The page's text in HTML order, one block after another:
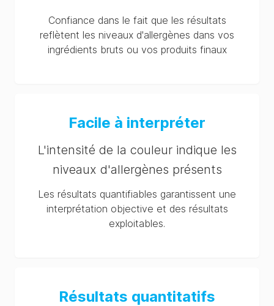
Confiance dans le fait que les résultats
reflètent les niveaux d'allergènes dans vos
ingrédients bruts ou vos produits finaux
Facile à interpréter
L'intensité de la couleur indique les
niveaux d'allergènes présents
Les résultats quantifiables garantissent une
interprétation objective et des résultats
exploitables.
Résultats quantitatifs